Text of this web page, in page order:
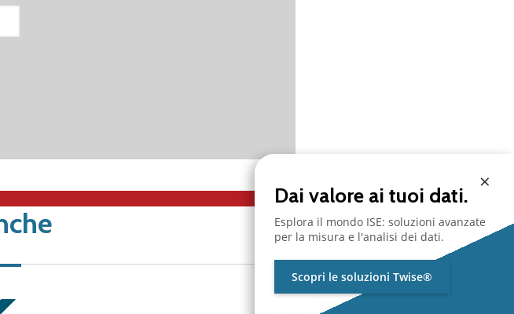
×
Dai valore ai tuoi dati.
Esplora il mondo ISE: soluzioni avanzate
per la misura e l'analisi dei dati.
Scopri le soluzioni Twise®